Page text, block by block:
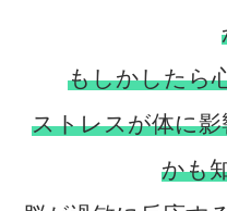
もしかしたら
ストレスが体に
かも